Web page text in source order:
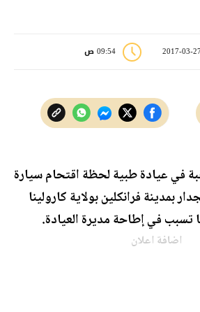
09:54 ص
في عيادة طبية لحظة اقتحام سيارة
بمدينة فرانكلين بولاية كارولينا
تسبب في إطاحة مديرة العيادة.
اضافة اعلان